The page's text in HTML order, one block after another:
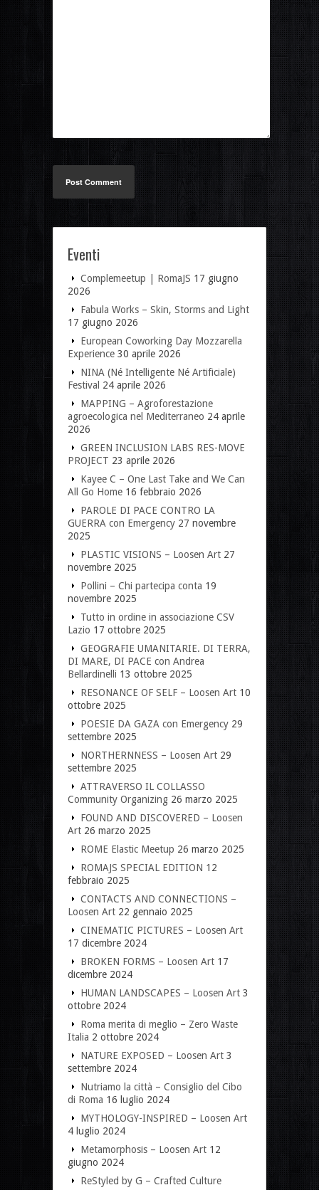
Post Comment
Eventi
Complemeetup | RomaJS 17 giugno
2026
Fabula Works – Skin, Storms and Light
17 giugno 2026
European Coworking Day Mozzarella
Experience 30 aprile 2026
NINA (Né Intelligente Né Artificiale)
Festival 24 aprile 2026
MAPPING – Agroforestazione
agroecologica nel Mediterraneo 24 aprile
2026
GREEN INCLUSION LABS RES-MOVE
PROJECT 23 aprile 2026
Kayee C – One Last Take and We Can
All Go Home 16 febbraio 2026
PAROLE DI PACE CONTRO LA
GUERRA con Emergency 27 novembre
2025
PLASTIC VISIONS – Loosen Art 27
novembre 2025
Pollini – Chi partecipa conta 19
novembre 2025
Tutto in ordine in associazione CSV
Lazio 17 ottobre 2025
GEOGRAFIE UMANITARIE. DI TERRA,
DI MARE, DI PACE con Andrea
Bellardinelli 13 ottobre 2025
RESONANCE OF SELF – Loosen Art 10
ottobre 2025
POESIE DA GAZA con Emergency 29
settembre 2025
NORTHERNNESS – Loosen Art 29
settembre 2025
ATTRAVERSO IL COLLASSO
Community Organizing 26 marzo 2025
FOUND AND DISCOVERED – Loosen
Art 26 marzo 2025
ROME Elastic Meetup 26 marzo 2025
ROMAJS SPECIAL EDITION 12
febbraio 2025
CONTACTS AND CONNECTIONS –
Loosen Art 22 gennaio 2025
CINEMATIC PICTURES – Loosen Art
17 dicembre 2024
BROKEN FORMS – Loosen Art 17
dicembre 2024
HUMAN LANDSCAPES – Loosen Art 3
ottobre 2024
Roma merita di meglio – Zero Waste
Italia 2 ottobre 2024
NATURE EXPOSED – Loosen Art 3
settembre 2024
Nutriamo la città – Consiglio del Cibo
di Roma 16 luglio 2024
MYTHOLOGY-INSPIRED – Loosen Art
4 luglio 2024
Metamorphosis – Loosen Art 12
giugno 2024
ReStyled by G – Crafted Culture